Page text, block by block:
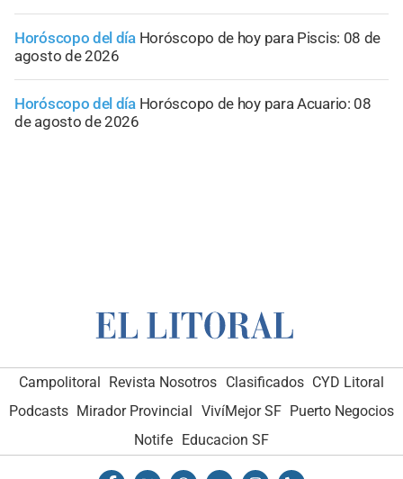
Horóscopo del día Horóscopo de hoy para Piscis: 08 de
agosto de 2026
Horóscopo del día Horóscopo de hoy para Acuario: 08
de agosto de 2026
Campolitoral Revista Nosotros Clasificados CYD Litoral
Podcasts Mirador Provincial VivíMejor SF Puerto Negocios
Notife Educacion SF